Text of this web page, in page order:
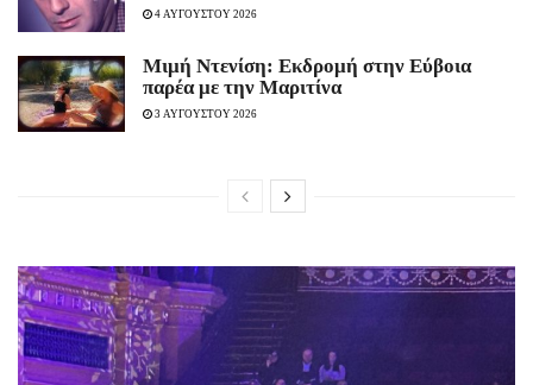
4 ΑΥΓΟΥΣΤΟΥ 2026
Mιμή Ντενίση: Εκδρομή στην Εύβοια
παρέα με την Μαριτίνα
3 ΑΥΓΟΥΣΤΟΥ 2026